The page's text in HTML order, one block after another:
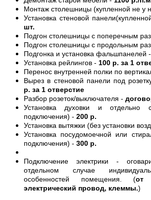
Монтаж столешницы (купленной не у
Установка стеновой
шт.
Подгон столешницы с поперечным
Подгон столешницы с продольным
Подгонка и установка фальшпанелей -
Установка рейлингов - 100 р. за 1
Перенос внутренней полки по
Вырез в стеновой панели под
р. за 1 отверстие
Разбор розеток/выключателя -
Установка духовки и отдельно
подключения) - 200 р.
Установка вытяжки (без установки
Установка посудомоечной или
подключения) - 300 р.
Подключение электрики -
отдельном случае
особенностей помещения. (от
электрический провод, клеммы.)